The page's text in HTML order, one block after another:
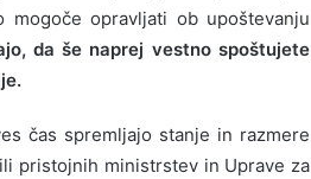
opravljati ob upoštevanju
da še naprej vestno spoštujete
čas spremljajo stanje in razmere
pristojnih ministrstev in Uprave za